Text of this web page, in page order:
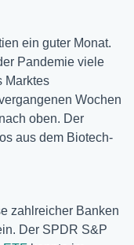
ein guter Monat.
Pandemie viele
Marktes
Wochen
oben. Der
aus dem Biotech-
zahlreicher Banken
Der SPDR S&P